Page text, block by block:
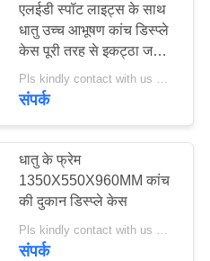
एलईडी स्पॉट लाइट्स के साथ
धातु उच्च आभूषण कांच डिस्प्ले
केस पूरी तरह से इकट्ठा जहाज
लॉक करने योग्य
Pls kindly contact with us MOQ:1 दुकान या 5 सेट
संपर्क
धातु के फ्रेम
1350X550X960MM कांच
की दुकान डिस्प्ले केस
संपर्क